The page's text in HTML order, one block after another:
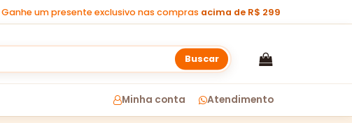
Ganhe um presente exclusivo nas compras acima de R$ 299
Buscar
Minha conta Atendimento